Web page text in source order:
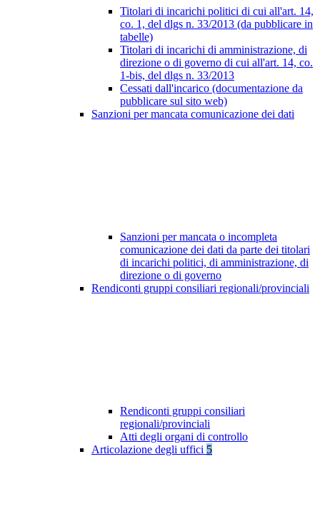
Titolari di incarichi politici di cui all'art. 14,
co. 1, del dlgs n. 33/2013 (da pubblicare in
tabelle)
Titolari di incarichi di amministrazione, di
direzione o di governo di cui all'art. 14, co.
1-bis, del dlgs n. 33/2013
Cessati dall'incarico (documentazione da
pubblicare sul sito web)
Sanzioni per mancata comunicazione dei dati
Sanzioni per mancata o incompleta
comunicazione dei dati da parte dei titolari
di incarichi politici, di amministrazione, di
direzione o di governo
Rendiconti gruppi consiliari regionali/provinciali
Rendiconti gruppi consiliari
regionali/provinciali
Atti degli organi di controllo
Articolazione degli uffici 5